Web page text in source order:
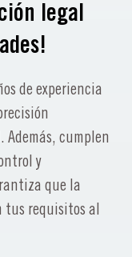
legal
de experiencia
cumplen
y
que la
requisitos al